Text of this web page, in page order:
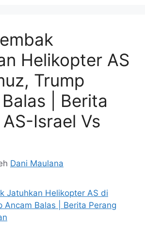
Helikopter AS
Trump
| Berita
Israel Vs
Dani Maulana